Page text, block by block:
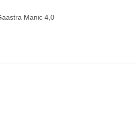
Manic 4,0